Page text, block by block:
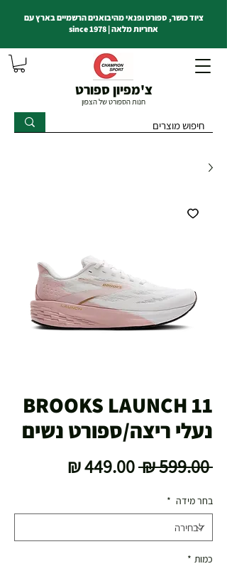
צ'מפיון ספורט
חנות הספורט של הצפון
ציוד כושר, ספורט ופנאי מהיבואנים הרשמיים בארץ עם
אחריות מלאה | since 1978
BROOKS LAUNCH 11
נעלי ריצה/ספורט נשים
‏599.00 ‏₪
מחיר
בחר מידה *
כמות *